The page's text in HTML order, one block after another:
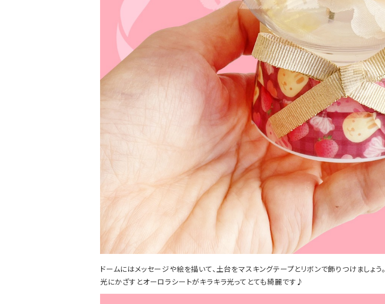
ドームにはメッセージや絵を描いて、土台をマスキングテープとリボンで飾りつけましょう。
光にかざすとオーロラシートがキラキラ光ってとても綺麗です♪